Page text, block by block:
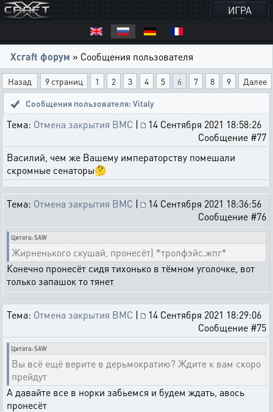
ИГРА
Xcraft форум » Сообщения пользователя
Назад 9 страниц 1 2 3 4 5 6 7 8 9
Далее
Сообщения пользователя: Vitaly
Тема: Отмена закрытия ВМС |
14 Сентября 2021 18:58:26
Сообщение #77
Василий, чем же Вашему императорству помешали
скромные сенаторы🤔
Тема: Отмена закрытия ВМС |
14 Сентября 2021 18:36:56
Сообщение #76
Цитата: SAW
Жирненького скушай, пронесёт) *тролфэйс.жпг*
Конечно пронесёт сидя тихонько в тёмном уголочке, вот
только запашок то тянет
Тема: Отмена закрытия ВМС |
14 Сентября 2021 18:29:06
Сообщение #75
Цитата: SAW
Вы всё ещё верите в дерьмократию? Ждите к вам скоро
прейдут
А давайте все в норки забьемся и будем ждать, авось
пронесёт